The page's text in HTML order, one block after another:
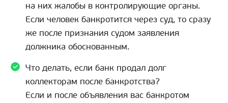
на них жалобы в контролирующие органы.
Если человек банкротится через суд, то сразу
же после признания судом заявления
должника обоснованным.
Что делать, если банк продал долг
коллекторам после банкротства?
Если и после объявления вас банкротом